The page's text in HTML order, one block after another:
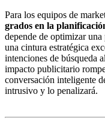
Para los equipos de
grados en la
depende de optimizar
una cintura estratégica
intenciones de búsqueda
impacto publicitario
conversación inteligente
intrusivo y lo penalizará.